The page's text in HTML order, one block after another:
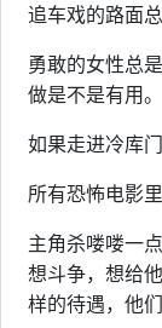
追车戏的路面总
勇敢的女性总
做是不是有用。
如果走进冷库
所有恐怖电影
主角杀喽喽一
想斗争，想给
样的待遇，他